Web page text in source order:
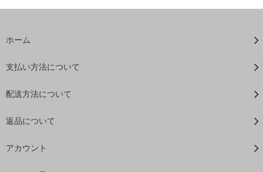
ホーム
支払い方法について
配送方法について
返品について
アカウント